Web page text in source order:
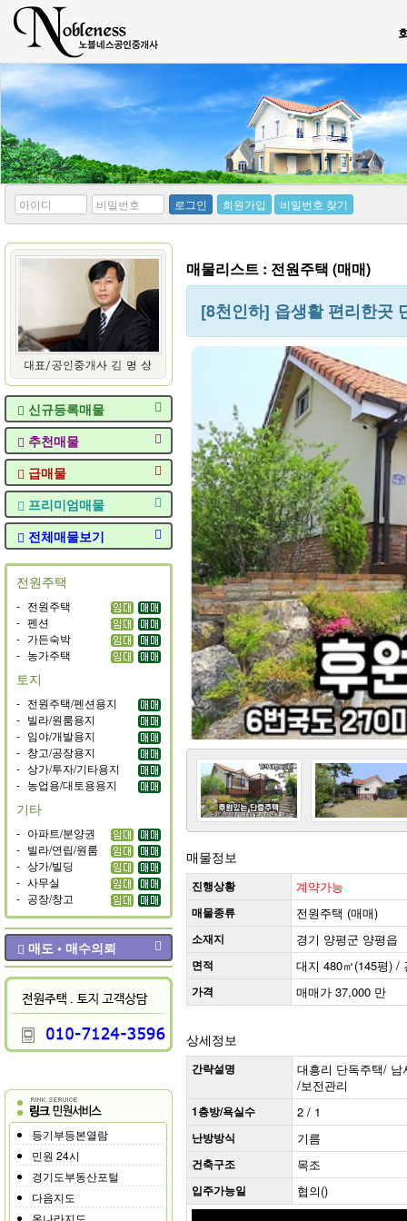
*
아
디
*
비
번
호
로그인 회원가입 비밀번호 찾기
신규등록매물
추천매물
급매물
프리미엄매물
전체매물보기
전원주택
- 전원주택
- 펜션
- 가든숙박
- 농가주택
토지
- 전원주택/펜션용지
- 빌라/원룸용지
- 임야/개발용지
- 창고/공장용지
- 상가/투자/기타용지
- 농업용/대토용용지
기타
- 아파트/분양권
- 빌라/연립/원룸
- 상가/빌딩
- 사무실
- 공장/창고
매도 • 매수의뢰
등기부등본열람
민원 24시
경기도부동산포털
다음지도
매물리스트 : 전원주택 (매매)
[8천인하] 읍생활 편리한곳
매물정보
진행상황 계약가능
매물종류 전원주택 (매매)
소재지 경기 양평군 양평읍
면적 대지 480㎡(145평) /
가격 매매가 37,000 만
상세정보
간략설명
대흥리 단독주택/
/보전관리
1층방/욕실수 2 / 1
난방방식 기름
건축구조 목조
입주가능일 협의()